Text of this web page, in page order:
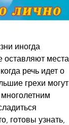
иногда
оставляют места
речь идет о
грехи могут
готовы узнать,